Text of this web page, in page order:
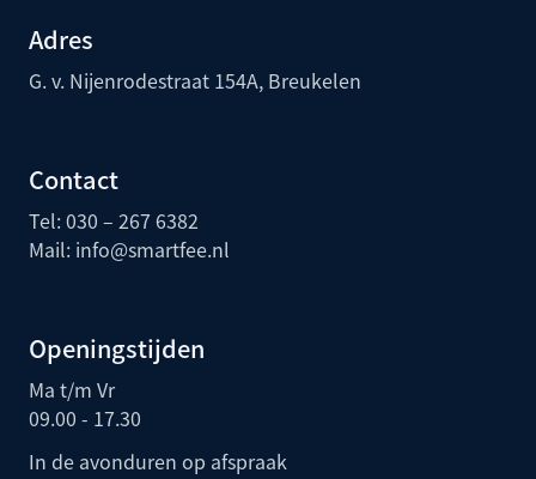
Adres
G. v. Nijenrodestraat 154A, Breukelen
Contact
Tel: 030 – 267 6382
Mail: info@smartfee.nl
Openingstijden
Ma t/m Vr
09.00 - 17.30
In de avonduren op afspraak